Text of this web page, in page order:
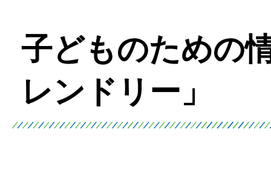
子どものための
レンドリー」